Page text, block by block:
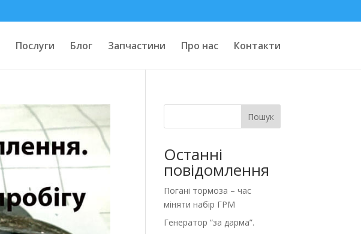
Послуги Блог Запчастини Про нас Контакти
Пошук
Останні
повідомлення
Погані тормоза – час
міняти набір ГРМ
Генератор “за дарма”.